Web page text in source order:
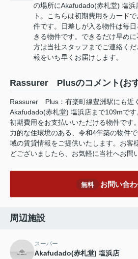
の場所にAkafudado(赤札堂) 塩浜
ト。こちらは初期費用をカード
件です。日差しが入る物件は毎
きる物件です。できるだけ早め
方は当社スタッフまでご連絡く
報をいち早くお届けします。
Rassurer Plusのコメント(お
Rassurer Plus：有楽町線豊洲駅にも近
Akafudado(赤札堂) 塩浜店まで109mで
初期費用をお支払いいただける物件です
力的な住環境のある、令和4年築の物件
域の賃貸情報をご提供いたします。お客
どございましたら、お気軽に当社へお問
無料 お問い合
周辺施設
スーパー
Akafudado(赤札堂) 塩浜店